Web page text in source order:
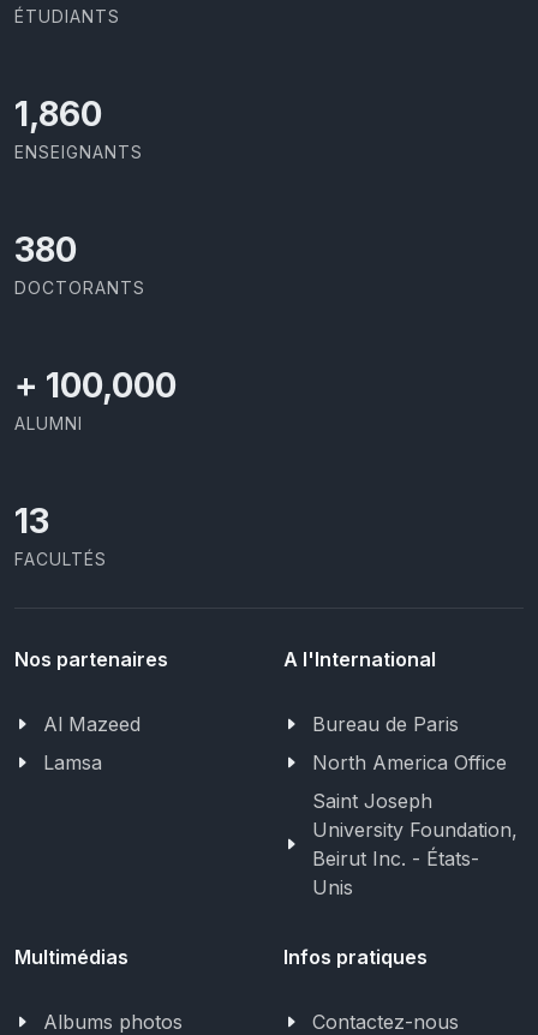
ÉTUDIANTS
1,973
ENSEIGNANTS
403
DOCTORANTS
+ 100,000
ALUMNI
13
FACULTÉS
Nos partenaires
Al Mazeed
Lamsa
A l'International
Bureau de Paris
North America Office
Saint Joseph
University Foundation,
Beirut Inc. - États-
Unis
Multimédias
Albums photos
Infos pratiques
Contactez-nous